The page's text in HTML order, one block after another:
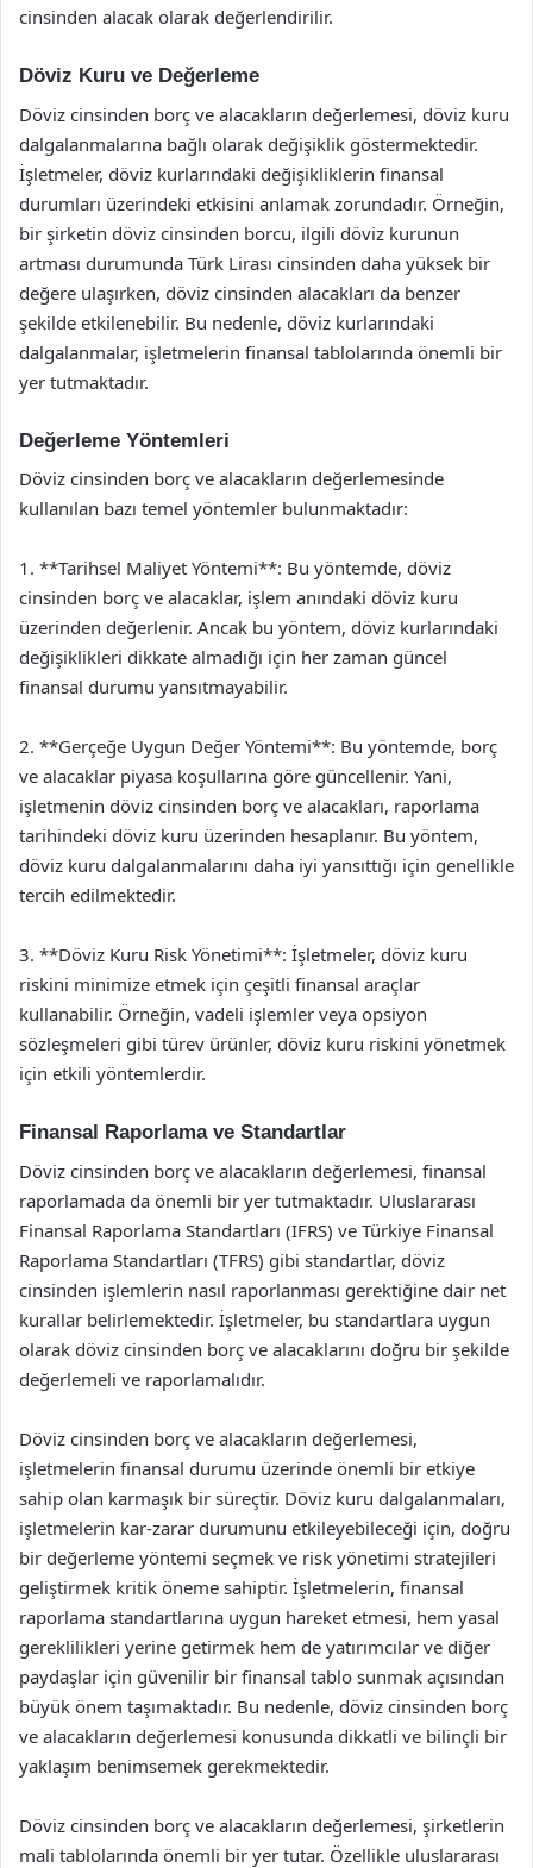
cinsinden alacak olarak değerlendirilir.
Döviz Kuru ve Değerleme
Döviz cinsinden borç ve alacakların değerlemesi, döviz kuru
dalgalanmalarına bağlı olarak değişiklik göstermektedir.
İşletmeler, döviz kurlarındaki değişikliklerin finansal
durumları üzerindeki etkisini anlamak zorundadır. Örneğin,
bir şirketin döviz cinsinden borcu, ilgili döviz kurunun
artması durumunda Türk Lirası cinsinden daha yüksek bir
değere ulaşırken, döviz cinsinden alacakları da benzer
şekilde etkilenebilir. Bu nedenle, döviz kurlarındaki
dalgalanmalar, işletmelerin finansal tablolarında önemli bir
yer tutmaktadır.
Değerleme Yöntemleri
Döviz cinsinden borç ve alacakların değerlemesinde
kullanılan bazı temel yöntemler bulunmaktadır:
1. **Tarihsel Maliyet Yöntemi**: Bu yöntemde, döviz
cinsinden borç ve alacaklar, işlem anındaki döviz kuru
üzerinden değerlenir. Ancak bu yöntem, döviz kurlarındaki
değişiklikleri dikkate almadığı için her zaman güncel
finansal durumu yansıtmayabilir.
2. **Gerçeğe Uygun Değer Yöntemi**: Bu yöntemde, borç
ve alacaklar piyasa koşullarına göre güncellenir. Yani,
işletmenin döviz cinsinden borç ve alacakları, raporlama
tarihindeki döviz kuru üzerinden hesaplanır. Bu yöntem,
döviz kuru dalgalanmalarını daha iyi yansıttığı için genellikle
tercih edilmektedir.
3. **Döviz Kuru Risk Yönetimi**: İşletmeler, döviz kuru
riskini minimize etmek için çeşitli finansal araçlar
kullanabilir. Örneğin, vadeli işlemler veya opsiyon
sözleşmeleri gibi türev ürünler, döviz kuru riskini yönetmek
için etkili yöntemlerdir.
Finansal Raporlama ve Standartlar
Döviz cinsinden borç ve alacakların değerlemesi, finansal
raporlamada da önemli bir yer tutmaktadır. Uluslararası
Finansal Raporlama Standartları (IFRS) ve Türkiye Finansal
Raporlama Standartları (TFRS) gibi standartlar, döviz
cinsinden işlemlerin nasıl raporlanması gerektiğine dair net
kurallar belirlemektedir. İşletmeler, bu standartlara uygun
olarak döviz cinsinden borç ve alacaklarını doğru bir şekilde
değerlemeli ve raporlamalıdır.
Döviz cinsinden borç ve alacakların değerlemesi,
işletmelerin finansal durumu üzerinde önemli bir etkiye
sahip olan karmaşık bir süreçtir. Döviz kuru dalgalanmaları,
işletmelerin kar-zarar durumunu etkileyebileceği için, doğru
bir değerleme yöntemi seçmek ve risk yönetimi stratejileri
geliştirmek kritik öneme sahiptir. İşletmelerin, finansal
raporlama standartlarına uygun hareket etmesi, hem yasal
gereklilikleri yerine getirmek hem de yatırımcılar ve diğer
paydaşlar için güvenilir bir finansal tablo sunmak açısından
büyük önem taşımaktadır. Bu nedenle, döviz cinsinden borç
ve alacakların değerlemesi konusunda dikkatli ve bilinçli bir
yaklaşım benimsemek gerekmektedir.
Döviz cinsinden borç ve alacakların değerlemesi, şirketlerin
mali tablolarında önemli bir yer tutar. Özellikle uluslararası